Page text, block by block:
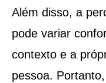
Além disso, a
pode variar
contexto e a
pessoa.